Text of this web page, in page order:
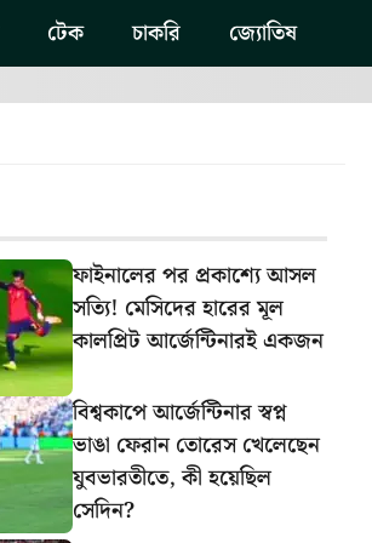
টেক চাকরি জ্যোতিষ
ফাইনালের পর প্রকাশ্যে আসল
সত্যি! মেসিদের হারের মূল
কালপ্রিট আর্জেন্টিনারই একজন
বিশ্বকাপে আর্জেন্টিনার স্বপ্ন
ভাঙা ফেরান তোরেস খেলেছেন
যুবভারতীতে, কী হয়েছিল
সেদিন?